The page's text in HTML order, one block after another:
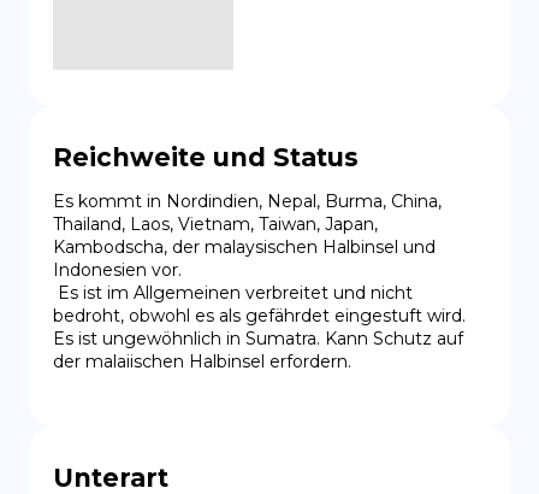
Reichweite und Status
Es kommt in Nordindien, Nepal, Burma, China,
Thailand, Laos, Vietnam, Taiwan, Japan,
Kambodscha, der malaysischen Halbinsel und
Indonesien vor.
bedroht, obwohl es als gefährdet eingestuft wird.
Es ist ungewöhnlich in Sumatra. Kann Schutz auf
der malaiischen Halbinsel erfordern.
Unterart